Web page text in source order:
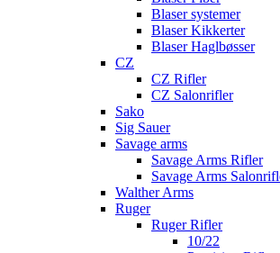
Blaser systemer
Blaser Kikkerter
Blaser Haglbøsser
CZ
CZ Rifler
CZ Salonrifler
Sako
Sig Sauer
Savage arms
Savage Arms Rifler
Savage Arms
Walther Arms
Ruger
Ruger Rifler
10/22